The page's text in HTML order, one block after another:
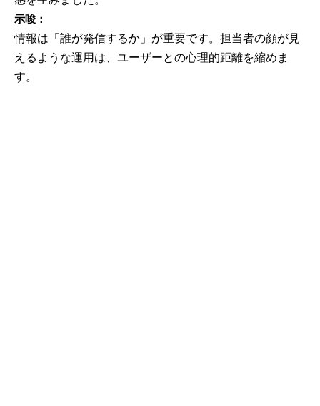
示唆：
情報は「誰が発信するか」が重要です。担当者の顔が見
えるような運用は、ユーザーとの心理的距離を縮めま
す。